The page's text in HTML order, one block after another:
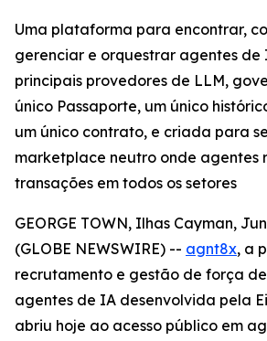
Uma plataforma para encontrar,
gerenciar e orquestrar agentes de
principais provedores de LLM,
único Passaporte, um único
um único contrato, e criada para
marketplace neutro onde agentes
transações em todos os setores
GEORGE TOWN, Ilhas Cayman,
(GLOBE NEWSWIRE) -- agnt8x, a
recrutamento e gestão de força
agentes de IA desenvolvida pela
abriu hoje ao acesso público em